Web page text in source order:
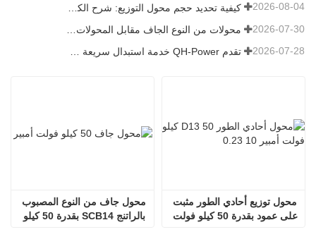
2026-08-04
2026-07-30
تقدم QH-Power خدمة استبدال سريعة في الموقع لمحول العزل الجاف المعتمد من UL في مصنع البطاريات في كاليفورنيا 2026-07-28